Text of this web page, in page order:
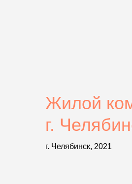
Жилой
г.
г. Челябинск, 2021